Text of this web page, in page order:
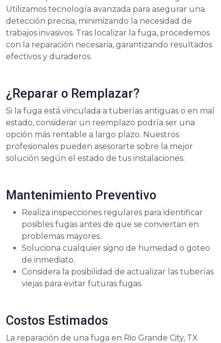
Utilizamos tecnología avanzada para asegurar una
detección precisa, minimizando la necesidad de
trabajos invasivos. Tras localizar la fuga, procedemos
con la reparación necesaria, garantizando resultados
efectivos y duraderos.
¿Reparar o Remplazar?
Si la fuga está vinculada a tuberías antiguas o en mal
estado, considerar un reemplazo podría ser una
opción más rentable a largo plazo. Nuestros
profesionales pueden asesorarte sobre la mejor
solución según el estado de tus instalaciones.
Mantenimiento Preventivo
Realiza inspecciones regulares para identificar
posibles fugas antes de que se conviertan en
problemas mayores.
Soluciona cualquier signo de humedad o goteo
de inmediato.
Considera la posibilidad de actualizar las tuberías
viejas para evitar futuras fugas.
Costos Estimados
La reparación de una fuga en Rio Grande City, TX